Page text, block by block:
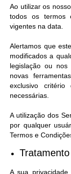
Ao utilizar os
todos os termos
vigentes na data.
Alertamos que
modificados a
legislação ou nos
novas
exclusivo
necessárias.
A utilização dos
por qualquer
Termos e
A sua